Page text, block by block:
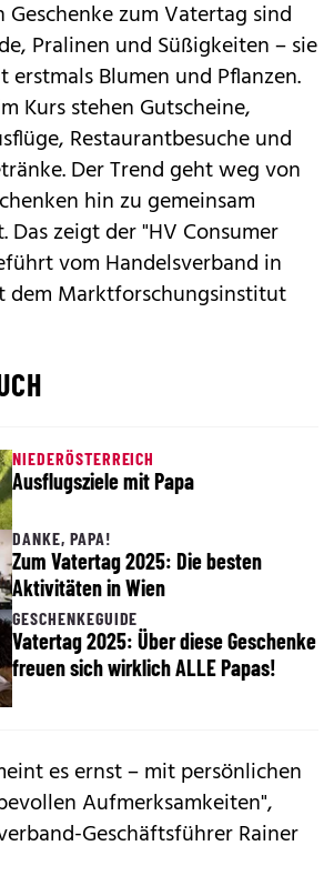
zum Vatertag sind
Pralinen und Süßigkeiten – sie
erstmals Blumen und Pflanzen.
Kurs stehen Gutscheine,
Restaurantbesuche und
Der Trend geht weg von
hin zu gemeinsam
Das zeigt der "HV Consumer
vom Handelsverband in
dem Marktforschungsinstitut
NIEDERÖSTERREICH
Ausflugsziele mit Papa
DANKE, PAPA!
Zum Vatertag 2025: Die besten
Aktivitäten in Wien
GESCHENKEGUIDE
Vatertag 2025: Über diese Geschenke
freuen sich wirklich ALLE Papas!
es ernst – mit persönlichen
Aufmerksamkeiten",
Geschäftsführer Rainer